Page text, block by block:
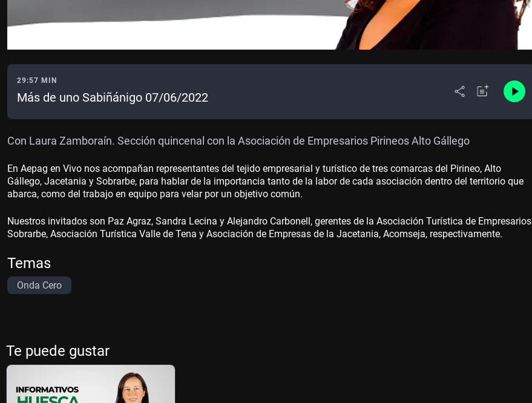
29:57 MIN
Más de uno Sabiñánigo 07/06/2022
Con Laura Zamboraín. Sección quincenal con la Asociación de Empresarios Pirineos Alto Gállego
En Aepag en Vivo nos acompañan representantes del tejido empresarial y turístico de tres comarcas del Pirineo, Alto
Gállego, Jacetania y Sobrarbe, para hablar de la importancia tanto de la labor de cada asociación dentro del territorio que
abarca, como del trabajo en equipo para velar por un objetivo común.
Nuestros invitados son Paz Agraz, Sandra Lecina y Alejandro Carbonell, gerentes de la Asociación Turística de Empresarios
Sobrarbe, Asociación Turística Valle de Tena y Asociación de Empresas de la Jacetania, Acomseja, respectivamente.
Temas
Onda Cero
Te puede gustar